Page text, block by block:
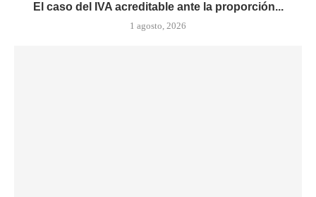
El caso del IVA acreditable ante la proporción...
1 agosto, 2026